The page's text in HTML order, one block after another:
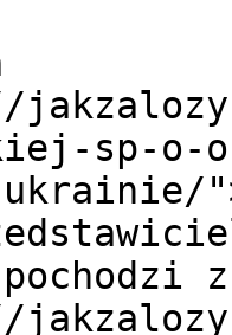
sp-o-